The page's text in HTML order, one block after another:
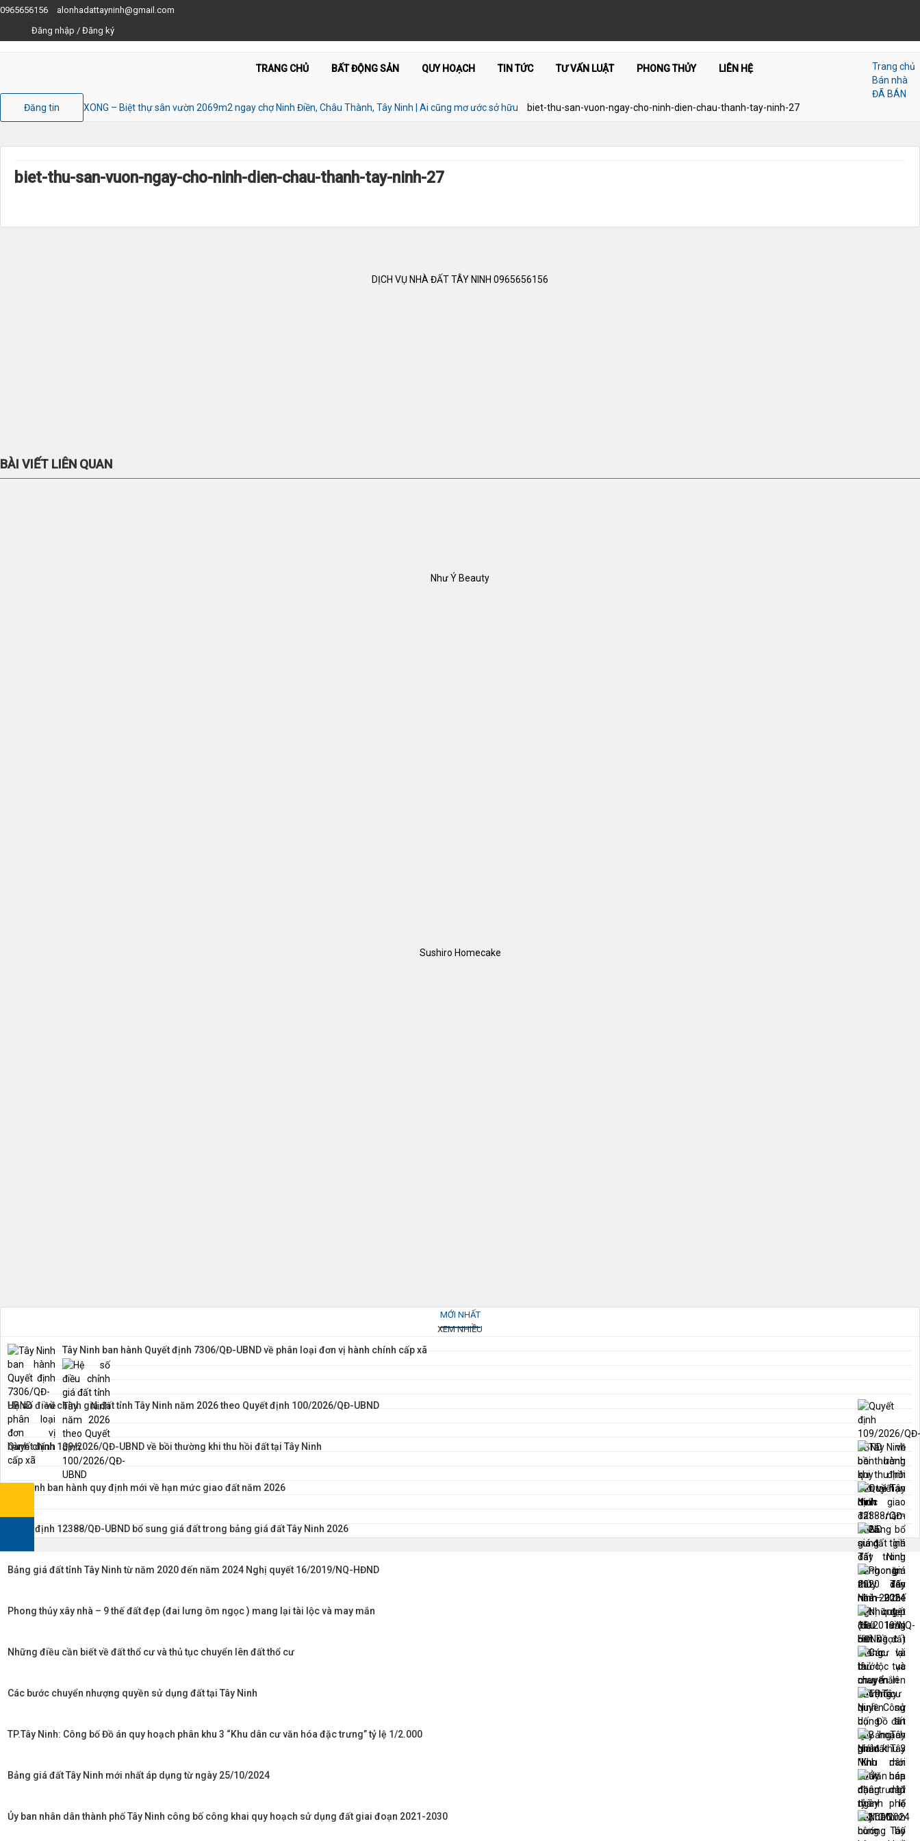
0965656156
alonhadattayninh@gmail.com
Đăng nhập / Đăng ký
TRANG CHỦ BẤT ĐỘNG SẢN QUY HOẠCH TIN TỨC TƯ VẤN LUẬT PHONG THỦY LIÊN HỆ
Đăng tin
Trang chủ
Bán nhà
ĐÃ BÁN
XONG – Biệt thự sân vườn 2069m2 ngay chợ Ninh Điền, Châu Thành, Tây Ninh | Ai cũng mơ ước sở hữu
biet-thu-san-vuon-ngay-cho-ninh-dien-chau-thanh-tay-ninh-27
biet-thu-san-vuon-ngay-cho-ninh-dien-chau-thanh-tay-ninh-27
DỊCH VỤ NHÀ ĐẤT TÂY NINH 0965656156
BÀI VIẾT LIÊN QUAN
Như Ý Beauty
Sushiro Homecake
MỚI NHẤT
XEM NHIỀU
Tây Ninh ban hành Quyết định 7306/QĐ-UBND về phân loại đơn vị hành chính cấp xã
Hệ số điều chỉnh giá đất tỉnh Tây Ninh năm 2026 theo Quyết định 100/2026/QĐ-UBND
Quyết định 109/2026/QĐ-UBND về bồi thường khi thu hồi đất tại Tây Ninh
Tây Ninh ban hành quy định mới về hạn mức giao đất năm 2026
Quyết định 12388/QĐ-UBND bổ sung giá đất trong bảng giá đất Tây Ninh 2026
Bảng giá đất tỉnh Tây Ninh từ năm 2020 đến năm 2024 Nghị quyết 16/2019/NQ-HĐND
Phong thủy xây nhà – 9 thế đất đẹp (đai lưng ôm ngọc ) mang lại tài lộc và may mắn
Những điều cần biết về đất thổ cư và thủ tục chuyển lên đất thổ cư
Các bước chuyển nhượng quyền sử dụng đất tại Tây Ninh
TP.Tây Ninh: Công bố Đồ án quy hoạch phân khu 3 “Khu dân cư văn hóa đặc trưng” tỷ lệ 1/2.000
Bảng giá đất Tây Ninh mới nhất áp dụng từ ngày 25/10/2024
Ủy ban nhân dân thành phố Tây Ninh công bố công khai quy hoạch sử dụng đất giai đoạn 2021-2030